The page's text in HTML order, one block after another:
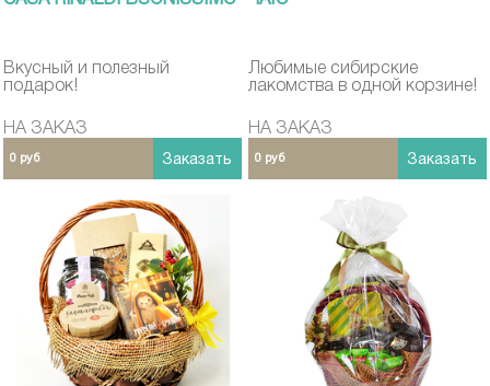
Вкусный и полезный
подарок!
НА ЗАКАЗ
0 руб Заказать
Любимые сибирские
лакомства в одной корзине!
НА ЗАКАЗ
0 руб Заказать